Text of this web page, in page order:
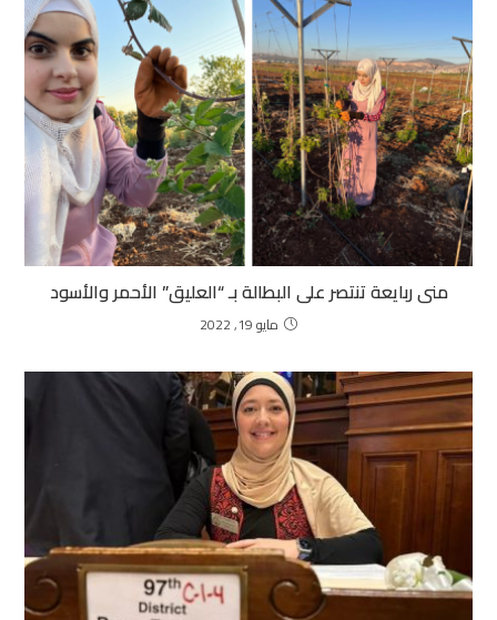
منى ربايعة تنتصر على البطالة بـ “العليق” الأحمر والأسود
مايو 19, 2022